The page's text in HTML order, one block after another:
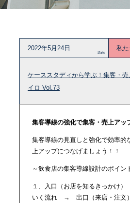
2022年5月24日
Date
私た
ケーススタディから学ぶ！集客・
イロ Vol.73
集客導線の強化で集客・売上アッ
集客導線の見直しと強化で効率的
上アップにつなげましょう！！
～飲食店の集客導線設計のポイン
１、入口（お店を知るきっか
いく流れ → 出口（来店・注文